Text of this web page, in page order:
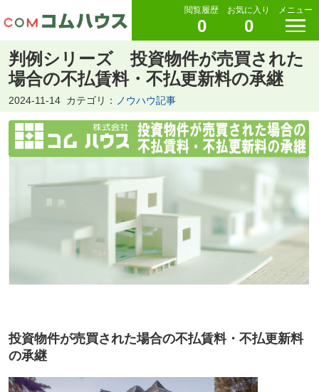
閲覧履歴
0
お気に入り
0
メニュー
判例シリーズ 投資物件が売買された
場合の不払賃料・不払更新料の承継
2024-11-14 カテゴリ： ノウハウ記事
投資物件が売買された場合の不払賃料・不払更新料
の承継